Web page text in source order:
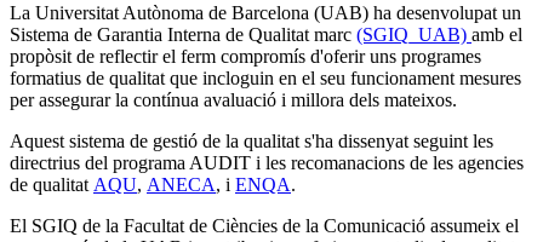
La Universitat Autònoma de Barcelona (UAB) ha desenvolupat un
Sistema de Garantia Interna de Qualitat marc (SGIQ_UAB) amb el
propòsit de reflectir el ferm compromís d'oferir uns programes
formatius de qualitat que incloguin en el seu funcionament mesures
per assegurar la contínua avaluació i millora dels mateixos.
Aquest sistema de gestió de la qualitat s'ha dissenyat seguint les
directrius del programa AUDIT i les recomanacions de les agencies
de qualitat AQU, ANECA, i ENQA.
El SGIQ de la Facultat de Ciències de la Comunicació assumeix el